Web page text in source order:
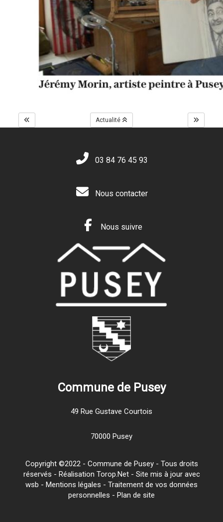
Actualité
03 84 76 45 93
Nous contacter
Nous suivre
Commune de Pusey
49 Rue Gustave Courtois
70000 Pusey
Copyright ©2022 - Commune de Pusey - Tous droits
réservés - Réalisation Torop.Net - Site mis à jour avec
wsb - Mentions légales - Traitement de vos données
personnelles - Plan de site